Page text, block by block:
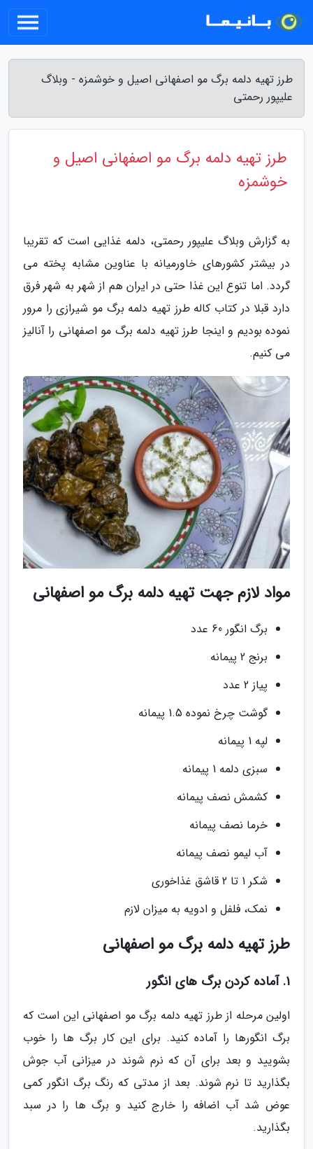
طرز تهیه دلمه برگ مو اصفهانی اصیل و خوشمزه - وبلاگ
علیپور رحمتی
طرز تهیه دلمه برگ مو اصفهانی اصیل و
خوشمزه
به گزارش وبلاگ علیپور رحمتی، دلمه غذایی است که تقریبا
در بیشتر کشورهای خاورمیانه با عناوین مشابه پخته می
گردد. اما تنوع این غذا حتی در ایران هم از شهر به شهر فرق
دارد قبلا در کتاب کاله طرز تهیه دلمه برگ مو شیرازی را مرور
نموده بودیم و اینجا طرز تهیه دلمه برگ مو اصفهانی را آنالیز
می کنیم.
مواد لازم جهت تهیه دلمه برگ مو اصفهانی
برگ انگور 60 عدد
برنج 2 پیمانه
پیاز 2 عدد
گوشت چرخ نموده 1.5 پیمانه
لپه 1 پیمانه
سبزی دلمه 1 پیمانه
کشمش نصف پیمانه
خرما نصف پیمانه
آب لیمو نصف پیمانه
شکر 1 تا 2 قاشق غذاخوری
نمک، فلفل و ادویه به میزان لازم
طرز تهیه دلمه برگ مو اصفهانی
1. آماده کردن برگ های انگور
اولین مرحله از طرز تهیه دلمه برگ مو اصفهانی این است که
برگ انگورها را آماده کنید. برای این کار برگ ها را خوب
بشویید و بعد برای آن که نرم شوند در میزانی آب جوش
بگذارید تا نرم شوند. بعد از مدتی که رنگ برگ انگور کمی
عوض شد آب اضافه را خارج کنید و برگ ها را در سبد
بگذارید.